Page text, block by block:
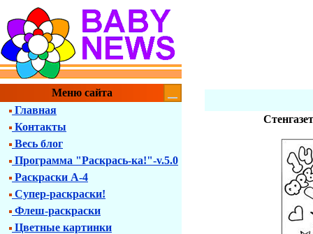
Меню сайта
Главная
Контакты
Весь блог
Программа "Раскрась-ка!"-v.5.0
Раскраски А-4
Супер-раскраски!
Флеш-раскраски
Цветные картинки